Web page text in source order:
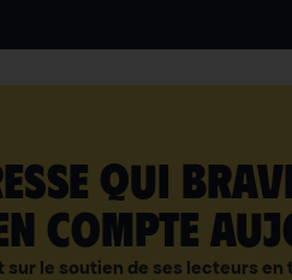
qui
compte
le soutien de ses lecteurs en